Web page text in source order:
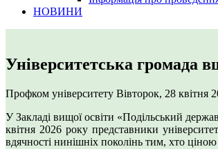
НОВИНИ
Університетська громада
Профком університету Вівторок, 28 квітня
У Закладі вищої освіти «Подільський
квітня 2026 року представники
вдячності нинішніх поколінь тим, хто